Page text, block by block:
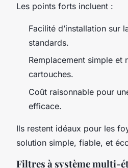
Les points forts incluent :
Facilité d’installation sur
standards.
Remplacement simple et
cartouches.
Coût raisonnable pour
efficace.
Ils restent idéaux pour les
solution simple, fiable, et
Filtres à système multi-